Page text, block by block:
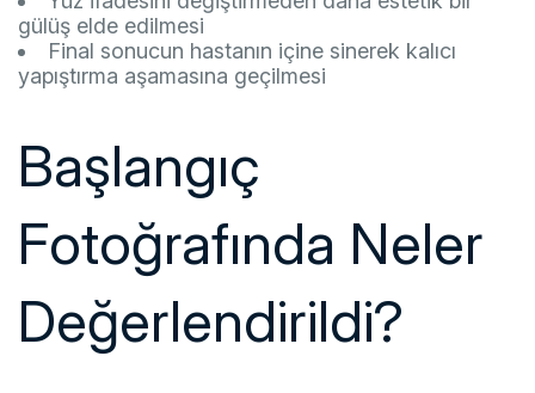
gülüş elde edilmesi
Final sonucun hastanın içine sinerek kalıcı
yapıştırma aşamasına geçilmesi
Başlangıç
Fotoğrafında Neler
Değerlendirildi?